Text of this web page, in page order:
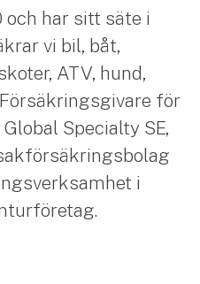
och har sitt säte i
vi bil, båt,
ATV, hund,
för
Specialty SE,
i